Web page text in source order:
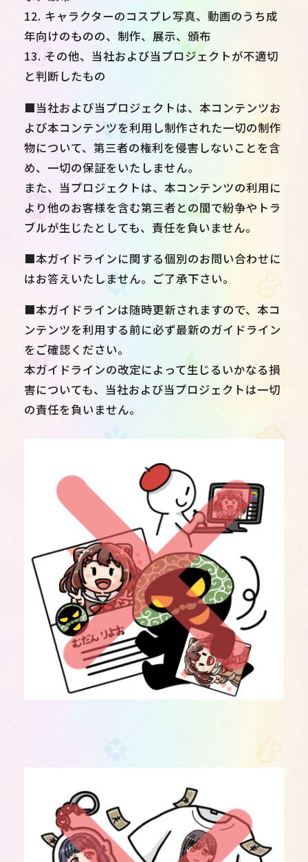
12. キャラクターのコスプレ写真、動画のうち成
年向けのものの、制作、展示、頒布
13. その他、当社および当プロジェクトが不適切
と判断したもの
■当社および当プロジェクトは、本コンテンツお
よび本コンテンツを利用し制作された一切の制作
物について、第三者の権利を侵害しないことを含
め、一切の保証をいたしません。
また、当プロジェクトは、本コンテンツの利用に
より他のお客様を含む第三者との間で紛争やトラ
ブルが生じたとしても、責任を負いません。
■本ガイドラインに関する個別のお問い合わせに
はお答えいたしません。ご了承下さい。
■本ガイドラインは随時更新されますので、本コ
ンテンツを利用する前に必ず最新のガイドライン
をご確認ください。
本ガイドラインの改定によって生じるいかなる損
害についても、当社および当プロジェクトは一切
の責任を負いません。